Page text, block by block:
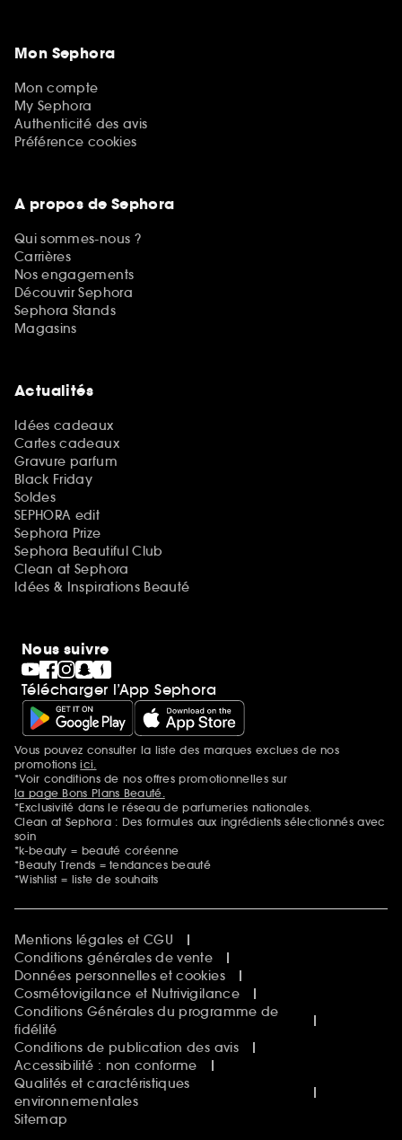
Mon Sephora
Mon compte
My Sephora
Authenticité des avis
Préférence cookies
A propos de Sephora
Qui sommes-nous ?
Carrières
Nos engagements
Découvrir Sephora
Sephora Stands
Magasins
Actualités
Idées cadeaux
Cartes cadeaux
Gravure parfum
Black Friday
Soldes
SEPHORA edit
Sephora Prize
Sephora Beautiful Club
Clean at Sephora
Idées & Inspirations Beauté
Nous suivre
Télécharger l’App Sephora
Mentions additionnelles
Vous pouvez consulter la liste des marques exclues de nos
promotionsici.
*Voir conditions de nos offres promotionnelles sur
la page Bons Plans Beauté.
*Exclusivité dans le réseau de parfumeries nationales.
Clean at Sephora : Des formules aux ingrédients sélectionnés avec
soin
*k-beauty = beauté coréenne
*Beauty Trends = tendances beauté
*Wishlist = liste de souhaits
Mentions légales et CGU
Conditions générales de vente
Données personnelles et cookies
Cosmétovigilance et Nutrivigilance
Conditions Générales du programme de
fidélité
Conditions de publication des avis
Accessibilité : non conforme
Qualités et caractéristiques
environnementales
Sitemap